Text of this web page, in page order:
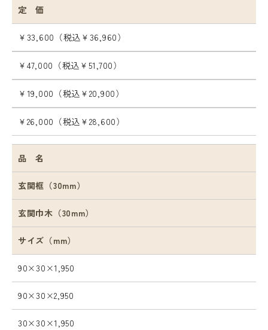
定 価
￥33,600 （税込￥36,960）
￥47,000 （税込￥51,700）
￥19,000 （税込￥20,900）
￥26,000 （税込￥28,600）
品 名
玄関框（30mm）
玄関巾木（30mm）
サイズ（mm）
90×30×1,950
90×30×2,950
30×30×1,950